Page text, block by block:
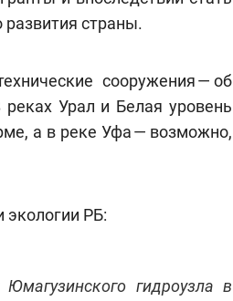
развития страны.
сооружения — об
Урал и Белая уровень
а в реке Уфа — возможно,
экологии РБ:
гидроузла в